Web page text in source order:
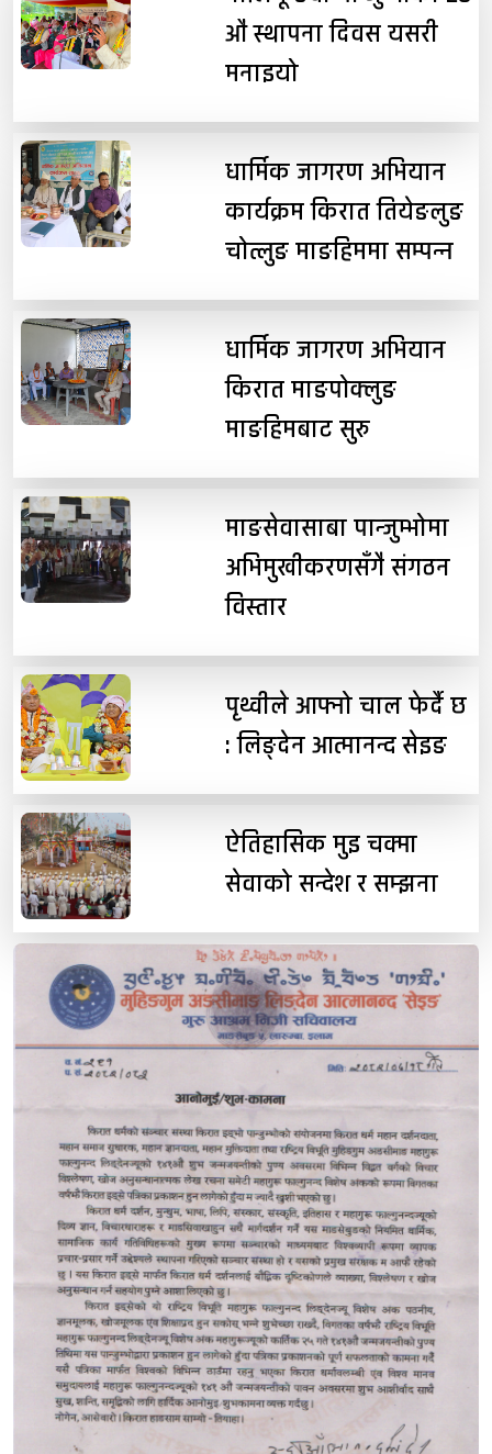
औं स्थापना दिवस यसरी
मनाइयो
धार्मिक जागरण अभियान
कार्यक्रम किरात तियेङलुङ
चोत्लुङ माङहिममा सम्पन्न
धार्मिक जागरण अभियान
किरात माङपोक्लुङ
माङहिमबाट सुरु
माङसेवासाबा पान्जुम्भोमा
अभिमुखीकरणसँगै संगठन
विस्तार
पृथ्वीले आफ्नो चाल फेर्दै छ
: लिङ्देन आत्मानन्द सेइङ
ऐतिहासिक मुइ चक्मा
सेवाको सन्देश र सम्झना